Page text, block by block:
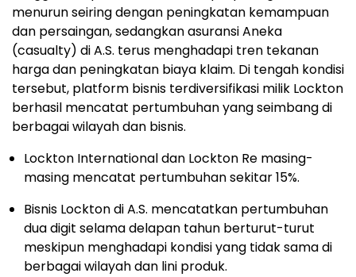
menurun seiring dengan peningkatan kemampuan
dan persaingan, sedangkan asuransi Aneka
(casualty) di A.S. terus menghadapi tren tekanan
harga dan peningkatan biaya klaim. Di tengah kondisi
tersebut, platform bisnis terdiversifikasi milik Lockton
berhasil mencatat pertumbuhan yang seimbang di
berbagai wilayah dan bisnis.
Lockton International dan Lockton Re masing-
masing mencatat pertumbuhan sekitar 15%.
Bisnis Lockton di A.S. mencatatkan pertumbuhan
dua digit selama delapan tahun berturut-turut
meskipun menghadapi kondisi yang tidak sama di
berbagai wilayah dan lini produk.